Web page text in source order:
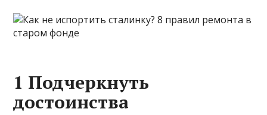
1 Подчеркнуть
достоинства